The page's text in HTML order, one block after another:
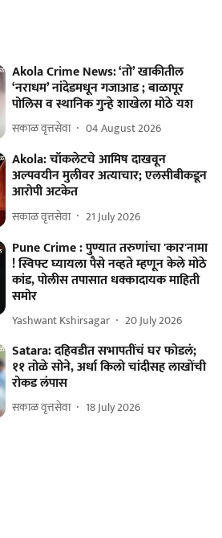
Akola Crime News: ‘तो’ खाकीतील
‘नराधम’ नांदेडमधून गजाआड ; बाळापूर
पोलिस व स्थानिक गुन्हे शाखेला मोठे यश
सकाळ वृत्तसेवा 04 August 2026
Akola: चॉकलेटचे आमिष दाखवून
अल्पवयीन मुलीवर अत्याचार; एलसीबीकडून
आरोपी अटकेत
सकाळ वृत्तसेवा 21 July 2026
Pune Crime : पुण्यात तरुणांचा 'कार'नामा
! स्विफ्ट घ्यायला पैसे नव्हते म्हणून केले मोठे
कांड, पोलीस तपासात धक्कादायक माहिती
समोर
Yashwant Kshirsagar 20 July 2026
Satara: दहिवडीत सभापतींचं घर फोडलं;
११ तोळे सोने, अर्धा किलो चांदीसह लाखोंची
रोकड लंपास
सकाळ वृत्तसेवा 18 July 2026